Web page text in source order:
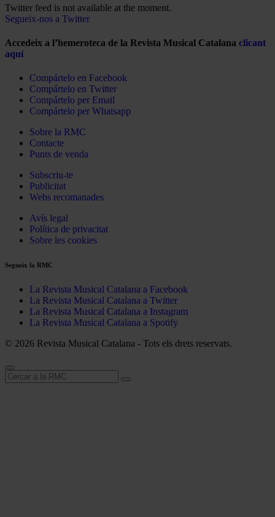
Twitter feed is not available at the moment.
Segueix-nos a Twitter
Accedeix a l’hemeroteca de la Revista Musical Catalana clicant
aquí
Compártelo en Facebook
Compártelo en Twitter
Compártelo per Email
Compártelo per Whatsapp
Sobre la RMC
Contacte
Punts de venda
Subscriu-te
Publicitat
Webs recomanades
Avís legal
Política de privacitat
Sobre les cookies
Segueix la RMC
La Revista Musical Catalana a Facebook
La Revista Musical Catalana a Twitter
La Revista Musical Catalana a Instagram
La Revista Musical Catalana a Spotify
© 2026 Revista Musical Catalana - Tots els drets reservats.
Cerca